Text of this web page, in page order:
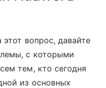
вопрос, давайте
с которыми
тем, кто сегодня
из основных